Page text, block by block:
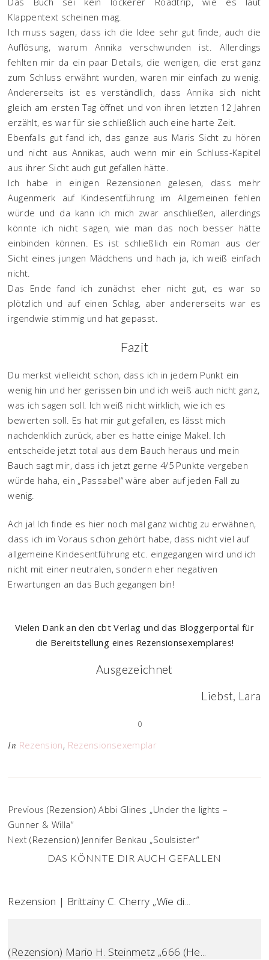
Klappentext scheinen mag.
Ich muss sagen, dass ich die Idee sehr gut finde, auch die
Auflösung, warum Annika verschwunden ist. Allerdings
fehlten mir da ein paar Details, die wenigen, die erst ganz
zum Schluss erwähnt wurden, waren mir einfach zu wenig.
Andererseits ist es verständlich, dass Annika sich nicht
gleich am ersten Tag öffnet und von ihren letzten 12 Jahren
erzählt, es war für sie schließlich auch eine harte Zeit.
Ebenfalls gut fand ich, das ganze aus Maris Sicht zu hören
und nicht aus Annikas, auch wenn mir ein Schluss-Kapitel
aus ihrer Sicht auch gut gefallen hätte.
Ich habe in einigen Rezensionen gelesen, dass mehr
Augenmerk auf Kindesentführung im Allgemeinen fehlen
würde und da kann ich mich zwar anschließen, allerdings
könnte ich nicht sagen, wie man das noch besser hätte
einbinden können. Es ist schließlich ein Roman aus der
Sicht eines jungen Mädchens und hach ja, ich weiß einfach
nicht.
Das Ende fand ich zunächst eher nicht gut, es war so
plötzlich und auf einen Schlag, aber andererseits war es
irgendwie stimmig und hat gepasst.
Fazit
Du merkst vielleicht schon, dass ich in jedem Punkt ein
wenig hin und her gerissen bin und ich weiß auch nicht ganz,
was ich sagen soll. Ich weiß nicht wirklich, wie ich es
bewerten soll. Es hat mir gut gefallen, es lässt mich
nachdenklich zurück, aber es hatte einige Makel. Ich
entscheide jetzt total aus dem Bauch heraus und mein
Bauch sagt mir, dass ich jetzt gerne 4/5 Punkte vergeben
würde haha, ein „Passabel“ wäre aber auf jeden Fall zu
wenig.
Ach ja! Ich finde es hier noch mal ganz wichtig zu erwähnen,
dass ich im Voraus schon gehört habe, dass nicht viel auf
allgemeine Kindesentführung etc. eingegangen wird und ich
nicht mit einer neutralen, sondern eher negativen
Erwartungen an das Buch gegangen bin!
Vielen Dank an den cbt Verlag und das Bloggerportal für
die Bereitstellung eines Rezensionsexemplares!
Ausgezeichnet
Liebst, Lara
0
In Rezension, Rezensionsexemplar
Previous (Rezension) Abbi Glines „Under the lights –
Gunner & Willa“
Next (Rezension) Jennifer Benkau „Soulsister“
DAS KÖNNTE DIR AUCH GEFALLEN
Rezension | Brittainy C. Cherry „Wie di...
(Rezension) Mario H. Steinmetz „666 (He...